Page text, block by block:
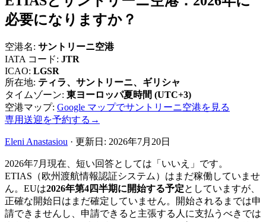
必要になりますか？
空港名: サントリーニ空港
IATA コード: JTR
ICAO: LGSR
所在地: ティラ、サントリーニ、ギリシャ
タイムゾーン: 東ヨーロッパ夏時間 (UTC+3)
空港マップ: Google マップでサントリーニ空港を見る
専用送迎を予約する →
Eleni Anastasiou · 更新日 : 2026年7月20日
2026年7月現在、短い回答としては「いいえ」です。
ETIAS（欧州渡航情報認証システム）はまだ稼働していませ
ん。EUは2026年第4四半期に開始する予定としていますが、
正確な開始日はまだ確定していません。開始されるまでは申
請できませんし、申請できると主張する人に支払うべきでは